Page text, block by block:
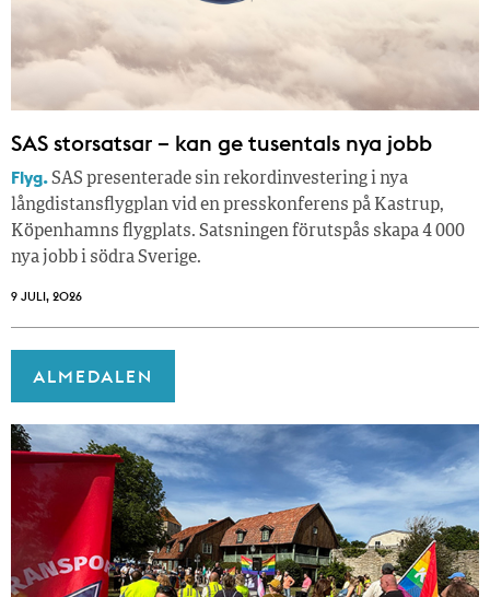
SAS storsatsar – kan ge tusentals nya jobb
Flyg.SAS presenterade sin rekordinvestering i nya
långdistansflygplan vid en presskonferens på Kastrup,
Köpenhamns flygplats. Satsningen förutspås skapa 4 000
nya jobb i södra Sverige.
9 JULI, 2026
ALMEDALEN